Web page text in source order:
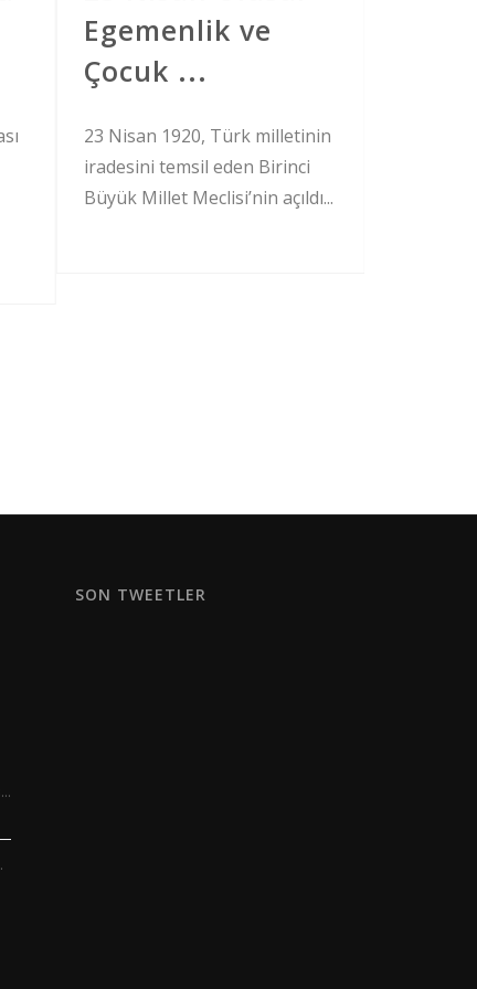
Egemenlik ve
Çocuk ...
23 Nisan 1920, Türk milletinin
iradesini temsil eden Birinci
Büyük Millet Meclisi’nin açıldı...
SON TWEETLER